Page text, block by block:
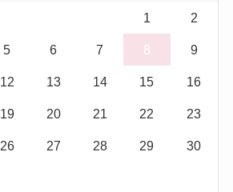
1 2
5 6 7 8 9
12 13 14 15 16
19 20 21 22 23
26 27 28 29 30